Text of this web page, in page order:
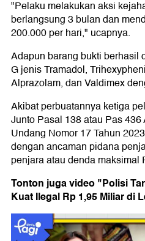
"Pelaku melakukan aksi
berlangsung 3 bulan dan
200.000 per hari," ucapnya.
Adapun barang bukti berhasil
G jenis Tramadol,
Alprazolam, dan Valdimex
Akibat perbuatannya ketiga
Junto Pasal 138 atau Pas
Undang Nomor 17 Tahun
dengan ancaman pidana
penjara atau denda maksimal
Tonton juga video "Polisi
Kuat Ilegal Rp 1,95 Miliar di